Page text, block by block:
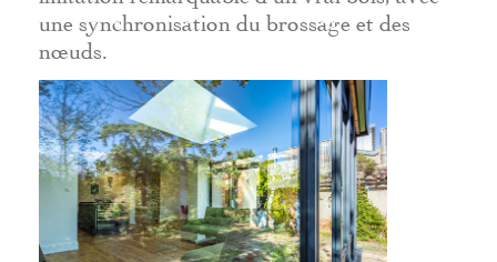
une synchronisation du brossage et des
nœuds.